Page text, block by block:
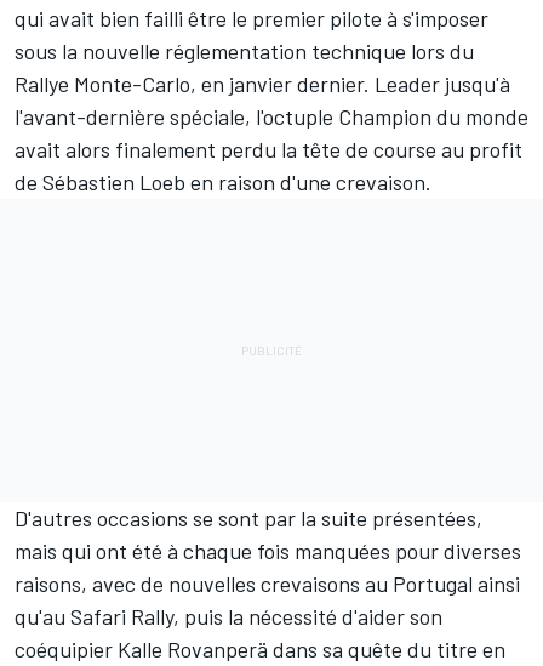
qui avait bien failli être le premier pilote à s'imposer
sous la nouvelle réglementation technique lors du
Rallye Monte-Carlo, en janvier dernier. Leader jusqu'à
l'avant-dernière spéciale, l'octuple Champion du monde
avait alors finalement perdu la tête de course au profit
de Sébastien Loeb en raison d'une crevaison.
D'autres occasions se sont par la suite présentées,
mais qui ont été à chaque fois manquées pour diverses
raisons, avec de nouvelles crevaisons au Portugal ainsi
qu'au Safari Rally, puis la nécessité d'aider son
coéquipier Kalle Rovanperä dans sa quête du titre en